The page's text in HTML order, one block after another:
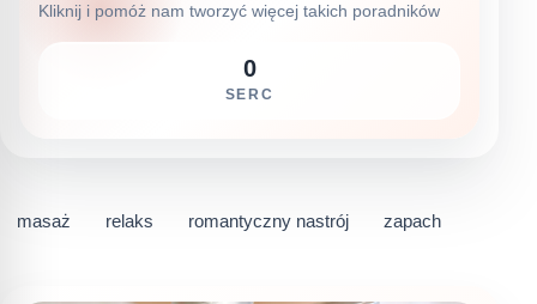
Kliknij i pomóż nam tworzyć więcej takich poradników
0
SERC
masaż relaks romantyczny nastrój zapach